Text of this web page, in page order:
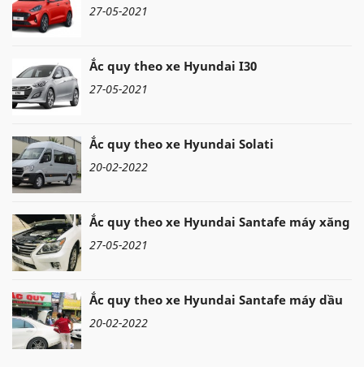
27-05-2021
Ắc quy theo xe Hyundai I30
27-05-2021
Ắc quy theo xe Hyundai Solati
20-02-2022
Ắc quy theo xe Hyundai Santafe máy xăng
27-05-2021
Ắc quy theo xe Hyundai Santafe máy dầu
20-02-2022